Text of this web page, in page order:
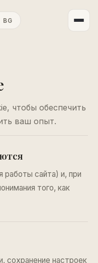
BG
чтобы обеспечить
ваш опыт.
сайта) и, при
того, как
сохранение настроек